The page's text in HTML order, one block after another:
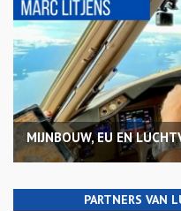
MIJNBOUW, EU EN
PARTNERS VAN